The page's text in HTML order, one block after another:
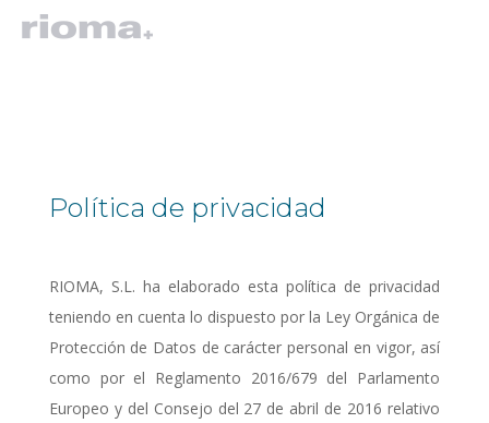
Política de privacidad
RIOMA, S.L. ha elaborado esta política de privacidad
teniendo en cuenta lo dispuesto por la Ley Orgánica de
Protección de Datos de carácter personal en vigor, así
como por el Reglamento 2016/679 del Parlamento
Europeo y del Consejo del 27 de abril de 2016 relativo